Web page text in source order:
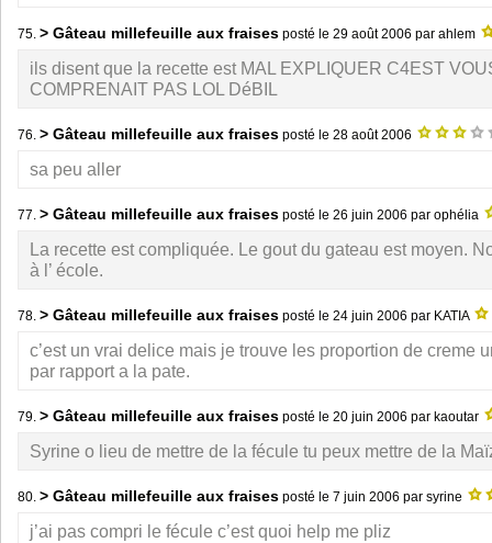
75. > Gâteau millefeuille aux fraises posté le 29 août 2006 par ahlem
ils disent que la recette est MAL EXPLIQUER C4EST
COMPRENAIT PAS LOL DéBIL
76. > Gâteau millefeuille aux fraises posté le 28 août 2006
sa peu aller
77. > Gâteau millefeuille aux fraises posté le 26 juin 2006 par ophélia
La recette est compliquée. Le gout du gateau est moyen.
à l’ école.
78. > Gâteau millefeuille aux fraises posté le 24 juin 2006 par KATIA
c’est un vrai delice mais je trouve les proportion de creme
par rapport a la pate.
79. > Gâteau millefeuille aux fraises posté le 20 juin 2006 par kaoutar
Syrine o lieu de mettre de la fécule tu peux mettre de la
80. > Gâteau millefeuille aux fraises posté le 7 juin 2006 par syrine
j’ai pas compri le fécule c’est quoi help me pliz